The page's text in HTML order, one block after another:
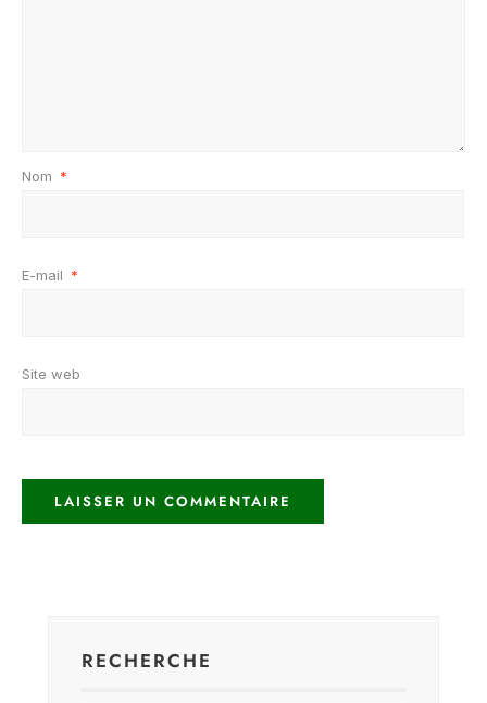
Nom *
E-mail *
Site web
RECHERCHE